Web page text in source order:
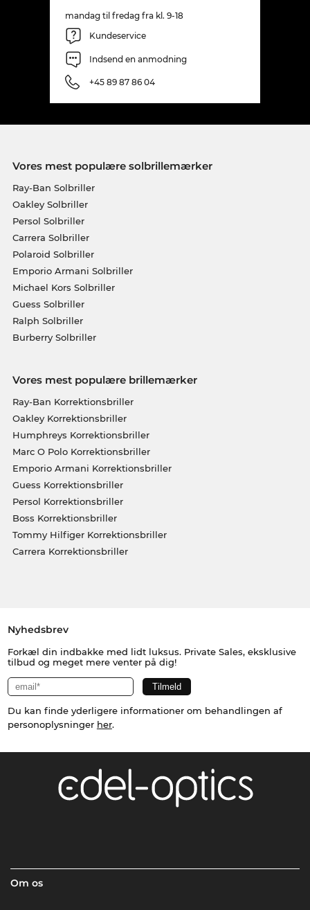
mandag til fredag fra kl. 9-18
Kundeservice
Indsend en anmodning
+45 89 87 86 04
Vores mest populære solbrillemærker
Ray-Ban Solbriller
Oakley Solbriller
Persol Solbriller
Carrera Solbriller
Polaroid Solbriller
Emporio Armani Solbriller
Michael Kors Solbriller
Guess Solbriller
Ralph Solbriller
Burberry Solbriller
Vores mest populære brillemærker
Ray-Ban Korrektionsbriller
Oakley Korrektionsbriller
Humphreys Korrektionsbriller
Marc O Polo Korrektionsbriller
Emporio Armani Korrektionsbriller
Guess Korrektionsbriller
Persol Korrektionsbriller
Boss Korrektionsbriller
Tommy Hilfiger Korrektionsbriller
Carrera Korrektionsbriller
Nyhedsbrev
Forkæl din indbakke med lidt luksus. Private Sales, eksklusive
tilbud og meget mere venter på dig!
Du kan finde yderligere informationer om behandlingen af
personoplysninger her.
Om os